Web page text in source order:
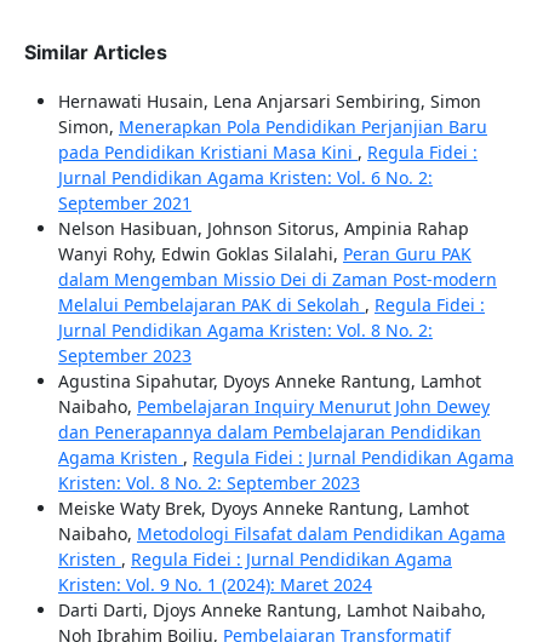
Similar Articles
Hernawati Husain, Lena Anjarsari Sembiring, Simon
Simon, Menerapkan Pola Pendidikan Perjanjian Baru
pada Pendidikan Kristiani Masa Kini , Regula Fidei :
Jurnal Pendidikan Agama Kristen: Vol. 6 No. 2:
September 2021
Nelson Hasibuan, Johnson Sitorus, Ampinia Rahap
Wanyi Rohy, Edwin Goklas Silalahi, Peran Guru PAK
dalam Mengemban Missio Dei di Zaman Post-modern
Melalui Pembelajaran PAK di Sekolah , Regula Fidei :
Jurnal Pendidikan Agama Kristen: Vol. 8 No. 2:
September 2023
Agustina Sipahutar, Dyoys Anneke Rantung, Lamhot
Naibaho, Pembelajaran Inquiry Menurut John Dewey
dan Penerapannya dalam Pembelajaran Pendidikan
Agama Kristen , Regula Fidei : Jurnal Pendidikan Agama
Kristen: Vol. 8 No. 2: September 2023
Meiske Waty Brek, Dyoys Anneke Rantung, Lamhot
Naibaho, Metodologi Filsafat dalam Pendidikan Agama
Kristen , Regula Fidei : Jurnal Pendidikan Agama
Kristen: Vol. 9 No. 1 (2024): Maret 2024
Darti Darti, Djoys Anneke Rantung, Lamhot Naibaho,
Noh Ibrahim Boiliu, Pembelajaran Transformatif